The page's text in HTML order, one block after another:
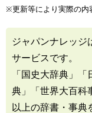
※更新等により実際の内
ジャパンナレッジ
サービスです。
「国史大辞典」
典」「世界大百科
以上の辞書・事典